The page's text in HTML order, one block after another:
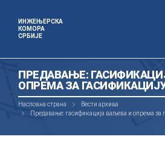
ИНЖЕЊЕРСКА
КОМОРА
СРБИЈЕ
ПРЕДАВАЊЕ:
ОПРЕМА ЗА
Насловна страна
Вести архива
Предавање: гасификација ваљева и опрема за